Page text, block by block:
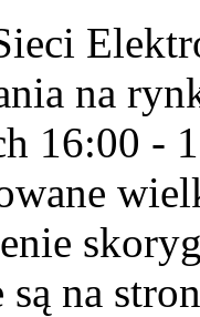
na
16:00 -
są na